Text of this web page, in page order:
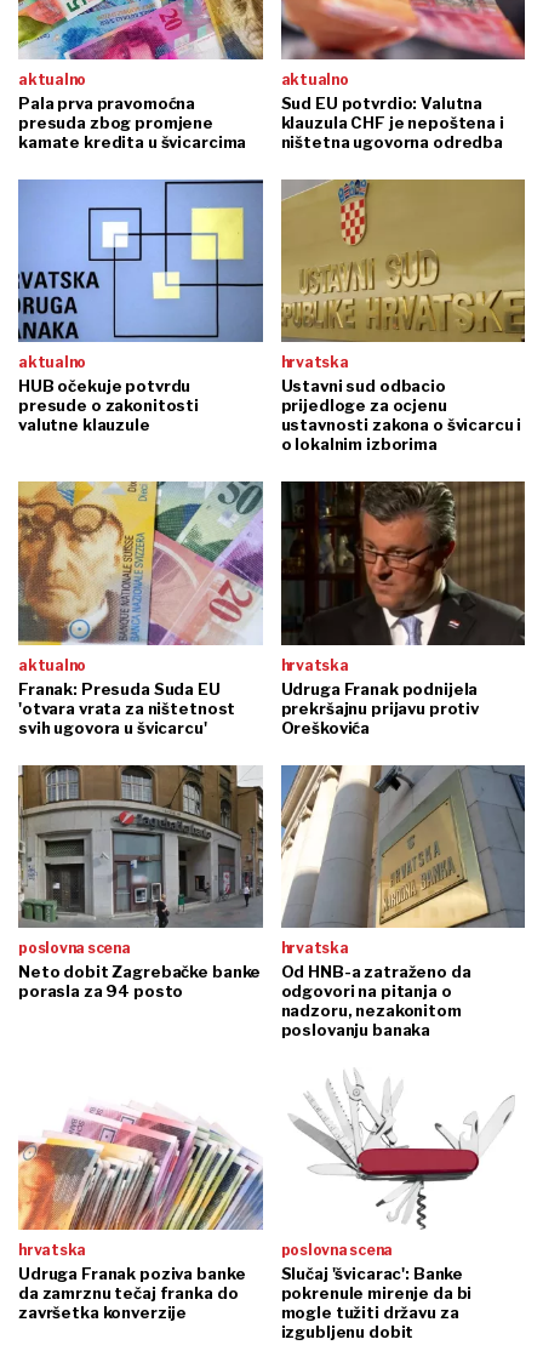
aktualno
Pala prva pravomoćna
presuda zbog promjene
kamate kredita u švicarcima
aktualno
Sud EU potvrdio: Valutna
klauzula CHF je nepoštena i
ništetna ugovorna odredba
aktualno
HUB očekuje potvrdu
presude o zakonitosti
valutne klauzule
hrvatska
Ustavni sud odbacio
prijedloge za ocjenu
ustavnosti zakona o švicarcu i
o lokalnim izborima
aktualno
Franak: Presuda Suda EU
'otvara vrata za ništetnost
svih ugovora u švicarcu'
hrvatska
Udruga Franak podnijela
prekršajnu prijavu protiv
Oreškovića
poslovna scena
Neto dobit Zagrebačke banke
porasla za 94 posto
hrvatska
Od HNB-a zatraženo da
odgovori na pitanja o
nadzoru, nezakonitom
poslovanju banaka
hrvatska
Udruga Franak poziva banke
da zamrznu tečaj franka do
završetka konverzije
poslovna scena
Slučaj 'švicarac': Banke
pokrenule mirenje da bi
mogle tužiti državu za
izgubljenu dobit